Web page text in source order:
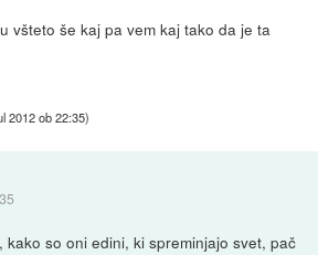
všteto še kaj pa vem kaj tako da je ta
2012 ob 22:35)
kako so oni edini, ki spreminjajo svet, pač